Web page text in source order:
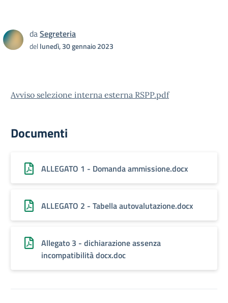
daSegreteria
dellunedì, 30 gennaio 2023
Avviso selezione interna esterna RSPP.pdf
Documenti
ALLEGATO 1 - Domanda ammissione.docx
ALLEGATO 2 - Tabella autovalutazione.docx
Allegato 3 - dichiarazione assenza
incompatibilità docx.doc